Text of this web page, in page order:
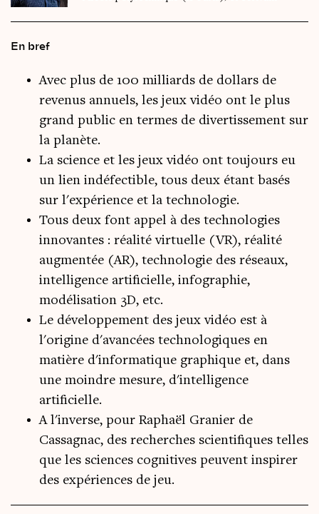
En bref
Avec plus de 100 milliards de dollars de
revenus annuels, les jeux vidéo ont le plus
grand public en termes de divertissement sur
la planète.
La science et les jeux vidéo ont toujours eu
un lien indéfectible, tous deux étant basés
sur l'expérience et la technologie.
Tous deux font appel à des technologies
innovantes : réalité virtuelle (VR), réalité
augmentée (AR), technologie des réseaux,
intelligence artificielle, infographie,
modélisation 3D, etc.
Le développement des jeux vidéo est à
l'origine d'avancées technologiques en
matière d'informatique graphique et, dans
une moindre mesure, d'intelligence
artificielle.
A l'inverse, pour Raphaël Granier de
Cassagnac, des recherches scientifiques telles
que les sciences cognitives peuvent inspirer
des expériences de jeu.